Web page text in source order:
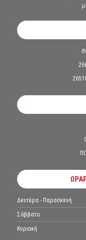
Δευτέρα - Παρασκευή
Σάββατο
Κυριακή